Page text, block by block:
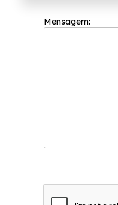
Mensagem: